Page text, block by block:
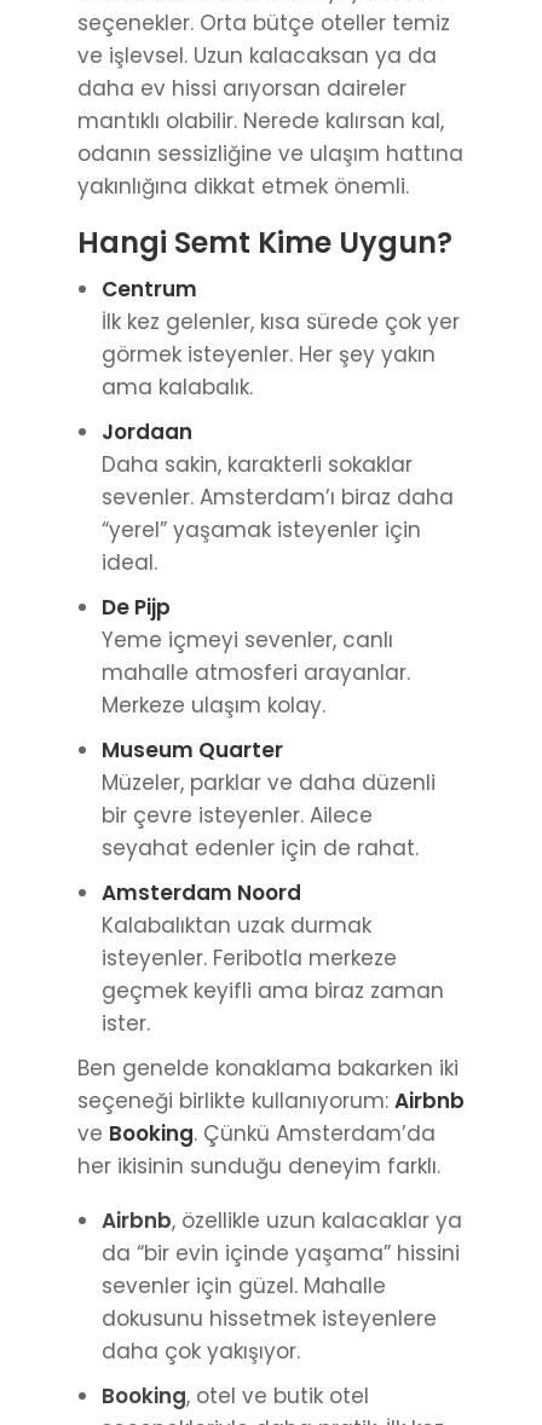
odanın sessizliğine ve ulaşım hattına
yakınlığına dikkat etmek önemli.
Hangi Semt Kime Uygun?
Centrum
İlk kez gelenler, kısa sürede çok yer
ama kalabalık.
Jordaan
Daha sakin, karakterli sokaklar
sevenler. Amsterdam’ı biraz daha
“yerel” yaşamak isteyenler için
ideal.
De Pijp
Yeme içmeyi sevenler, canlı
mahalle atmosferi arayanlar.
Merkeze ulaşım kolay.
Museum Quarter
Müzeler, parklar ve daha düzenli
bir çevre isteyenler. Ailece
seyahat edenler için de rahat.
Amsterdam Noord
Kalabalıktan uzak durmak
isteyenler. Feribotla merkeze
geçmek keyifli ama biraz zaman
ister.
Ben genelde konaklama bakarken iki
seçeneği birlikte kullanıyorum:Airbnb
veBooking . Çünkü Amsterdam’da
her ikisinin sunduğu deneyim farklı.
Airbnb, özellikle uzun kalacaklar ya
da “bir evin içinde yaşama” hissini
sevenler için güzel. Mahalle
dokusunu hissetmek isteyenlere
daha çok yakışıyor.
Booking, otel ve butik otel
seçenekleriyle daha pratik. İlk kez
gidenler için risksiz ve
karşılaştırması kolay.
O yüzden ikisini de eklemek en